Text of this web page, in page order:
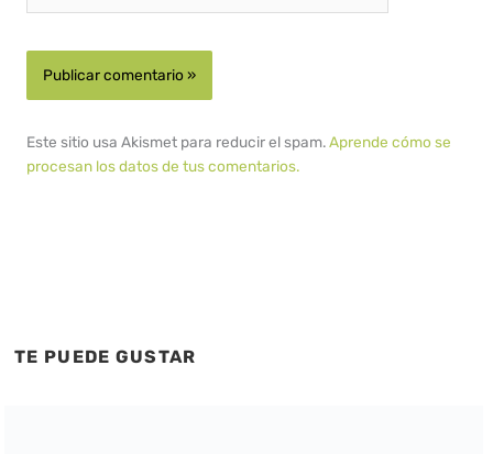
Este sitio usa Akismet para reducir el spam.Aprende cómo se
procesan los datos de tus comentarios.
TE PUEDE GUSTAR